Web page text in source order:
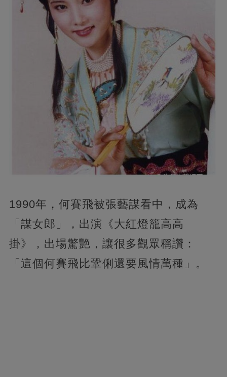
1990年，何賽飛被張藝謀看中，成為
「謀女郎」，出演《大紅燈籠高高
掛》，出場驚艷，讓很多觀眾稱讚：
「這個何賽飛比鞏俐還要風情萬種」。